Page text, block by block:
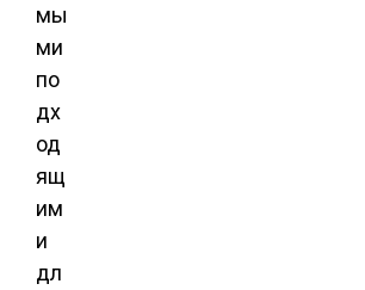
мы
ми
по
дх
од
ящ
им
и
дл